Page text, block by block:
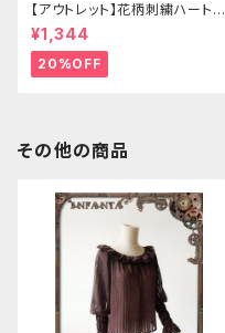
【アウトレット】花柄刺繍ハートバ
ッグ
¥1,344
20%OFF
その他の商品